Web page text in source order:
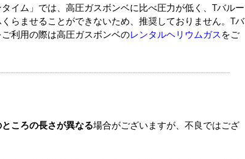
イム」では、高圧ガスボンベに比べ圧力が低く、Tバルー
らませることができないため、推奨しておりません。Tバ
利用の際は高圧ガスボンベのレンタルヘリウムガス をご
ころの長さが異なる場合がございますが、不良ではござ